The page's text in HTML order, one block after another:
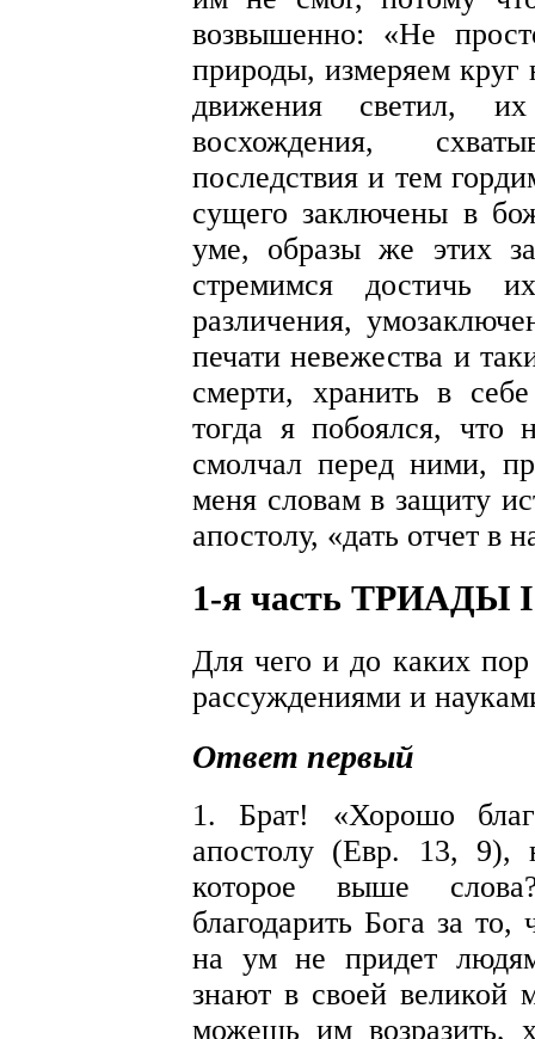
возвышенно: «Не
природы, измеряем круг
движения светил,
восхождения,
последствия и тем
сущего заключены в
уме, образы же этих
стремимся достичь
различения,
печати невежества и
смерти, хранить в
тогда я побоялся, что
смолчал перед ними,
меня словам в защиту
апостолу, «дать отчет
1-я часть ТРИАДЫ I
Для чего и до каких пор
рассуждениями и
Ответ первый
1. Брат! «Хорошо
апостолу (Евр. 13, 9),
которое выше
благодарить Бога за то,
на ум не придет
знают в своей великой
можешь им возразить,